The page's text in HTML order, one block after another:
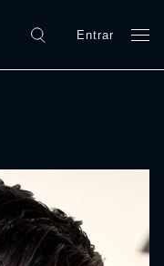
Entrar